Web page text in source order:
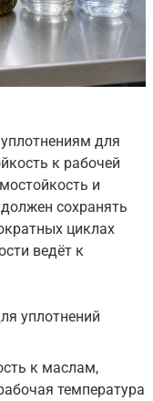
для
к рабочей
и
сохранять
циклах
ведёт к
уплотнений
к маслам,
температура